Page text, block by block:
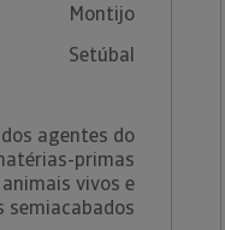
Montijo
Setúbal
agentes do
primas
vivos e
semiacabados